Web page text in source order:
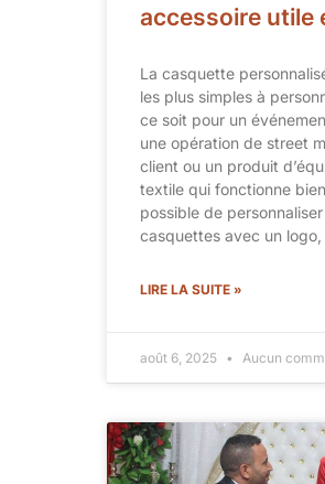
accessoire utile
La casquette
les plus simples à
ce soit pour un
une opération de street
client ou un produit
textile qui fonctionne
possible de
casquettes avec un logo,
LIRE LA SUITE »
août 6, 2025 Aucun